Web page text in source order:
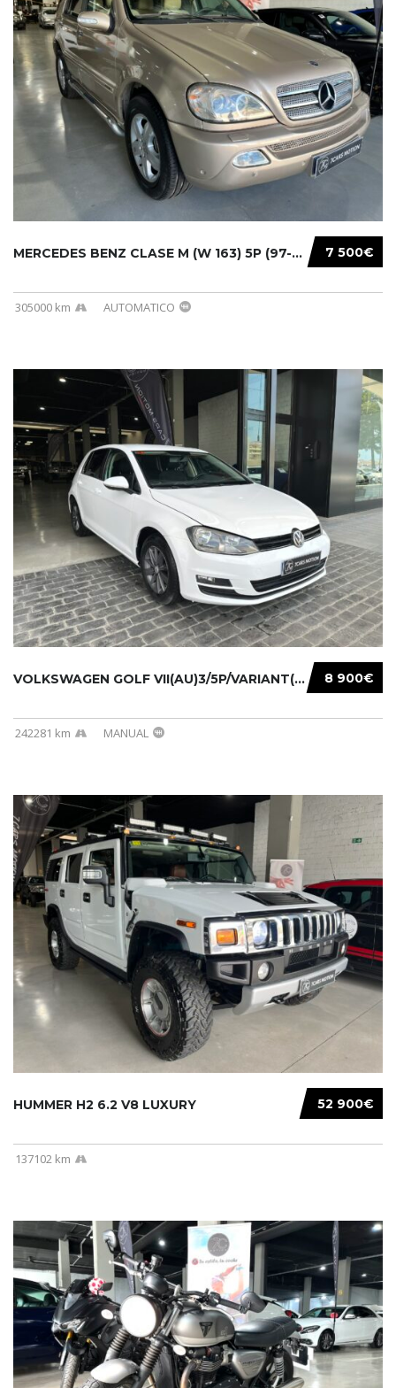
7 500€
MERCEDES BENZ CLASE M (W 163) 5P (97-05) 200...
305000 km AUTOMATICO
8 900€
VOLKSWAGEN GOLF VII(AU)3/5P/VARIANT(12-16 20...
242281 km MANUAL
52 900€
HUMMER H2 6.2 V8 LUXURY
137102 km